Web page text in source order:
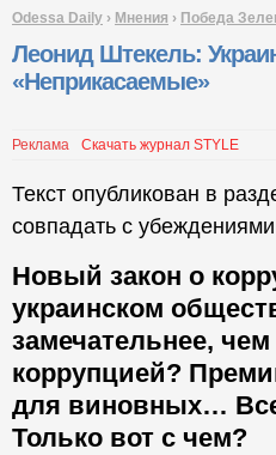
Odessa Daily › Мнения › Победа
Леонид Штекель:
«Неприкасаемые»
Реклама Скачать журнал STYLE
Текст опубликован в
совпадать с
Новый закон о
украинском
замечательнее,
коррупцией?
для виновных…
Только вот с чем?